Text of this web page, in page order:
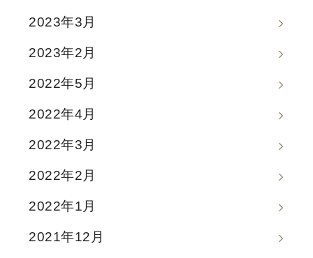
2023年3月
2023年2月
2022年5月
2022年4月
2022年3月
2022年2月
2022年1月
2021年12月